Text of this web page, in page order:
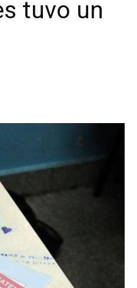
tuvo un